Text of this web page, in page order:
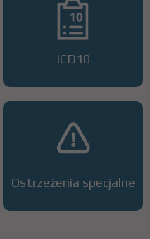
ICD10
Ostrzeżenia specjalne